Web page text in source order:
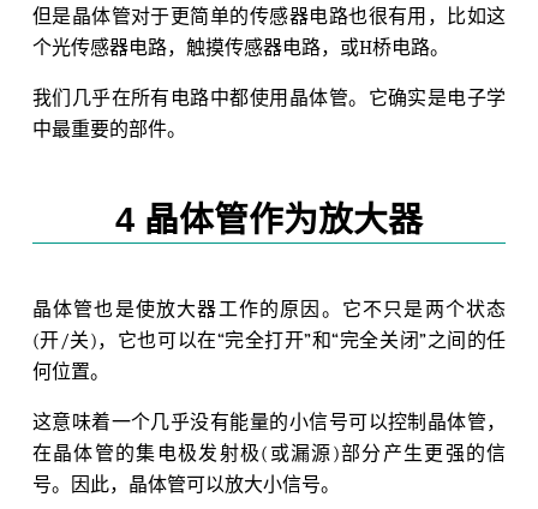
但是晶体管对于更简单的传感器电路也很有用，比如这
个光传感器电路，触摸传感器电路，或H桥电路。
我们几乎在所有电路中都使用晶体管。它确实是电子学
中最重要的部件。
4 晶体管作为放大器
晶体管也是使放大器工作的原因。它不只是两个状态
(开/关)，它也可以在“完全打开”和“完全关闭”之间的任
何位置。
这意味着一个几乎没有能量的小信号可以控制晶体管，
在晶体管的集电极发射极(或漏源)部分产生更强的信
号。因此，晶体管可以放大小信号。